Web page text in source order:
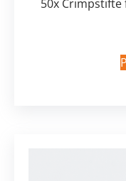
50x Crimpstifte